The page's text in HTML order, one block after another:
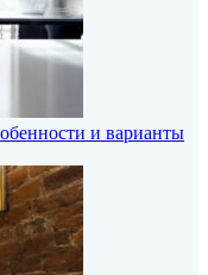
и варианты